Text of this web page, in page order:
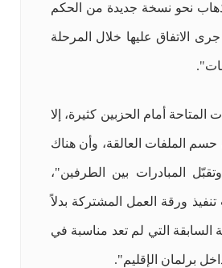
نحو نسخة جديدة من الحكم
جرى الاتفاق عليها خلال المرحلة
أمام الحزبين كثيرة، إلا
حسم الملفات العالقة، وأن هناك
المبادرات بين الطرفين"،
ورقة العمل المشتركة بدلاً
السابقة التي لم تعد مناسبة في
برلمان الإقليم".